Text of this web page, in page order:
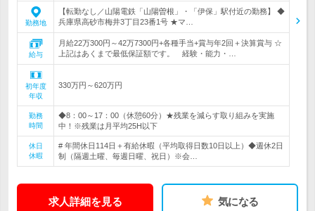
勤務地
【転勤なし／山陽電鉄「山陽曽根」・「伊保」駅付近の勤務】 ◆
兵庫県高砂市梅井3丁目23番1号 ★マ…
給与
月給22万300円～42万7300円+各種手当+賞与年2回＋決算賞与 ☆
上記はあくまで最低保証額です。 経験・能力・…
初年度
年収
330万円～620万円
勤務
時間
◆8：00～17：00（休憩60分）★残業を減らす取り組みを実施
中！※残業は月平均25H以下
休日
休暇
# 年間休日114日＋有給休暇（平均取得日数10日以上）◆週休2日
制（隔週土曜、毎週日曜、祝日）※会…
求人詳細を見る 気になる